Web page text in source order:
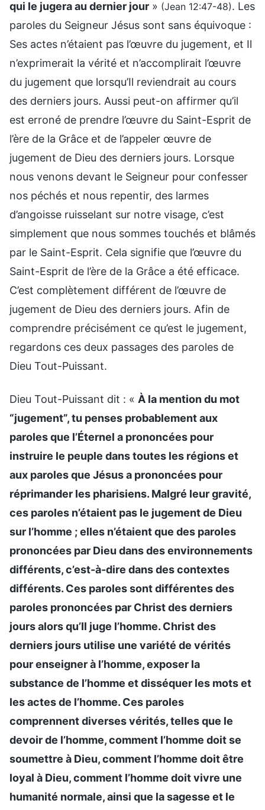
qui le jugera au dernier jour » (Jean 12:47-48). Les
paroles du Seigneur Jésus sont sans équivoque :
Ses actes n’étaient pas l’œuvre du jugement, et Il
n’exprimerait la vérité et n’accomplirait l’œuvre
du jugement que lorsqu’Il reviendrait au cours
des derniers jours. Aussi peut-on affirmer qu’il
est erroné de prendre l’œuvre du Saint-Esprit de
l’ère de la Grâce et de l’appeler œuvre de
jugement de Dieu des derniers jours. Lorsque
nous venons devant le Seigneur pour confesser
nos péchés et nous repentir, des larmes
d’angoisse ruisselant sur notre visage, c’est
simplement que nous sommes touchés et blâmés
par le Saint-Esprit. Cela signifie que l’œuvre du
Saint-Esprit de l’ère de la Grâce a été efficace.
C’est complètement différent de l’œuvre de
jugement de Dieu des derniers jours. Afin de
comprendre précisément ce qu’est le jugement,
regardons ces deux passages des paroles de
Dieu Tout-Puissant.
Dieu Tout-Puissant dit : « À la mention du mot
“jugement”, tu penses probablement aux
paroles que l’Éternel a prononcées pour
instruire le peuple dans toutes les régions et
aux paroles que Jésus a prononcées pour
réprimander les pharisiens. Malgré leur gravité,
ces paroles n’étaient pas le jugement de Dieu
sur l’homme ; elles n’étaient que des paroles
prononcées par Dieu dans des environnements
différents, c’est-à-dire dans des contextes
différents. Ces paroles sont différentes des
paroles prononcées par Christ des derniers
jours alors qu’Il juge l’homme. Christ des
derniers jours utilise une variété de vérités
pour enseigner à l’homme, exposer la
substance de l’homme et disséquer les mots et
les actes de l’homme. Ces paroles
comprennent diverses vérités, telles que le
devoir de l’homme, comment l’homme doit se
soumettre à Dieu, comment l’homme doit être
loyal à Dieu, comment l’homme doit vivre une
humanité normale, ainsi que la sagesse et le